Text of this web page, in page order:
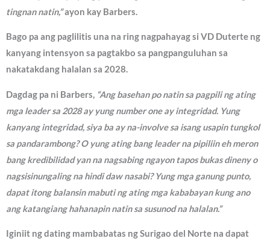
tingnan natin,”ayon kay Barbers.
Bago pa ang paglilitis una na ring nagpahayag si VD Duterte ng
kanyang intensyon sa pagtakbo sa pangpanguluhan sa
nakatakdang halalan sa 2028.
Dagdag pa ni Barbers, “Ang basehan po natin sa pagpili ng ating
mga leader sa 2028 ay yung number one ay integridad. Yung
kanyang integridad, siya ba ay na-involve sa isang usapin tungkol
sa pandarambong? O yung ating bang leader na pipiliin eh meron
bang kredibilidad yan na nagsabing ngayon tapos bukas dineny o
nagsisinungaling na hindi daw nasabi? Yung mga ganung punto,
dapat itong balansin mabuti ng ating mga kababayan kung ano
ang katangiang hahanapin natin sa susunod na halalan.”
Iginiit ng dating mambabatas ng Surigao del Norte na dapat